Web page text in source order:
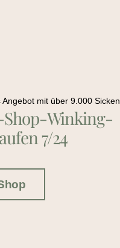
mit über 9.000 Sicken
Shop-Winking-
7/24